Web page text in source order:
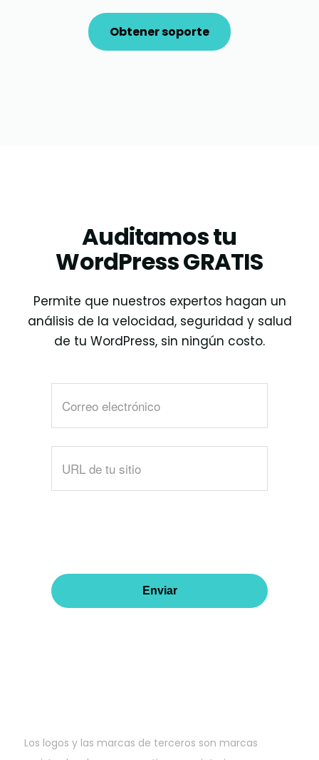
Obtener soporte
Auditamos tu
WordPress GRATIS
Permite que nuestros expertos hagan un
análisis de la velocidad, seguridad y salud
de tu WordPress, sin ningún costo.
llena
este
Los logos y las marcas de terceros son marcas